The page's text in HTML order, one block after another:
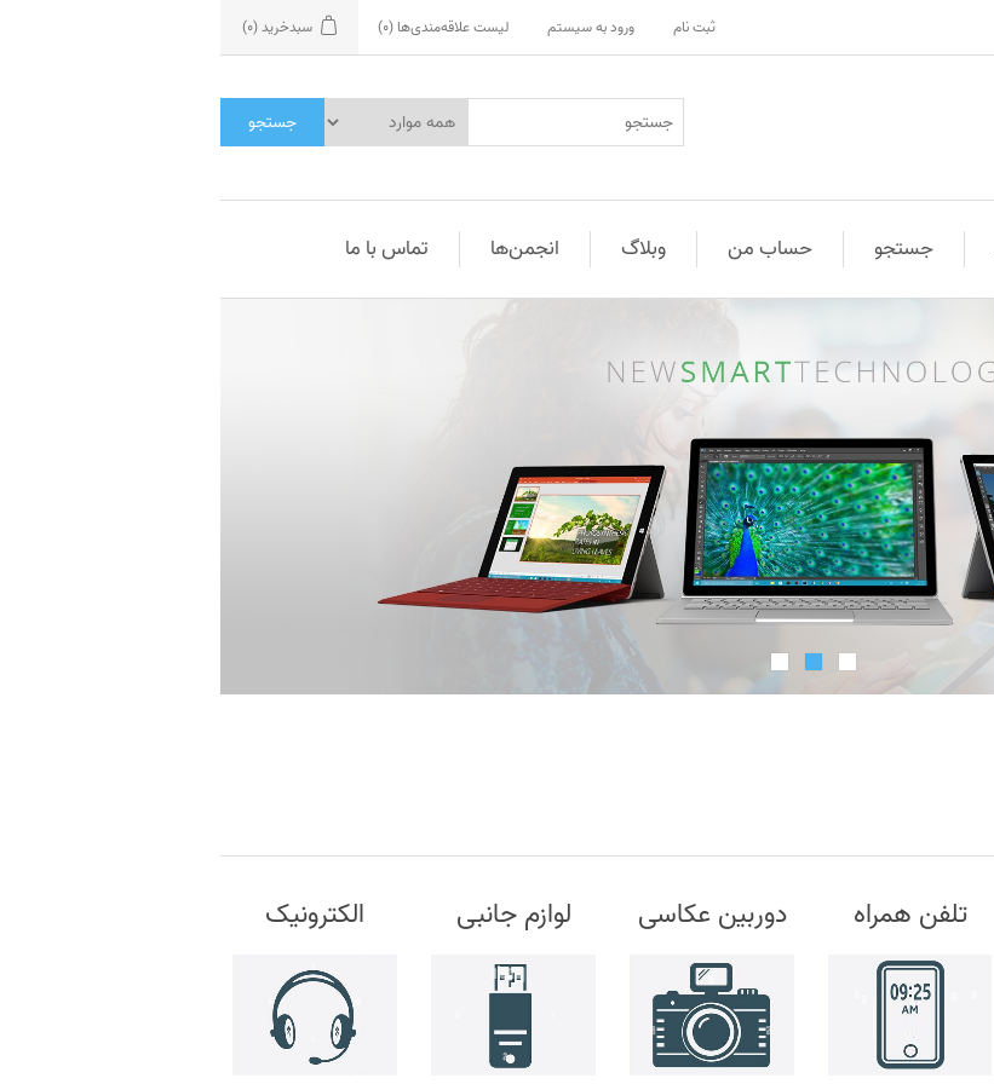
ثبت نام ورود به سیستم لیست علاقه‌مندی‌ها (0) سبدخرید(0)
جستجو
جستجو حساب من وبلاگ انجمن‌ها تماس با ما
تلفن همراه دوربین عکاسی لوازم جانبی الکترونیک